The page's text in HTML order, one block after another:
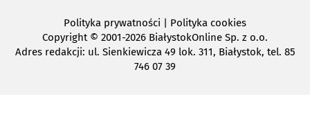
Polityka prywatności
Polityka cookies
Copyright© 2001-2026 BiałystokOnline Sp. z o.o.
Adres redakcji: ul. Sienkiewicza 49 lok. 311, Białystok, tel. 85
746 07 39